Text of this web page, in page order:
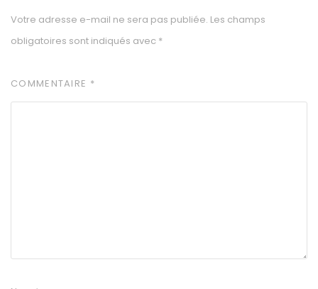
Votre adresse e-mail ne sera pas publiée. Les champs
obligatoires sont indiqués avec *
COMMENTAIRE *